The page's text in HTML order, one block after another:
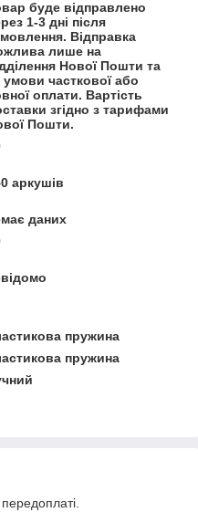
буде відправлено
1-3 дні після
Відправка
лише на
Нової Пошти та
умови часткової або
оплати. Вартість
згідно з тарифами
Пошти.
аркушів
даних
пружина
пружина